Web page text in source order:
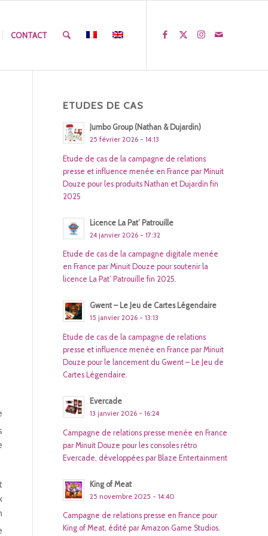
CONTACT
ETUDES DE CAS
Jumbo Group (Nathan & Dujardin)
25 février 2026 - 14:13
Etude de cas de la campagne de relations
presse et influence menée en France par Minuit
Douze pour les produits Nathan et Dujardin fin
2025
Licence La Pat’ Patrouille
24 janvier 2026 - 17:32
Etude de cas de la campagne digitale menée
en France par Minuit Douze pour soutenir la
licence La Pat’ Patrouille fin 2025.
Gwent – Le Jeu de Cartes Légendaire
15 janvier 2026 - 13:13
Etude de cas de la campagne de relations
presse et influence menée en France par Minuit
Douze pour le lancement du Gwent – Le Jeu de
Cartes Légendaire.
Evercade
13 janvier 2026 - 16:24
Campagne de relations presse menée en France
par Minuit Douze pour les consoles rétro
Evercade, développées par Blaze Entertainment
King of Meat
25 novembre 2025 - 14:40
Campagne de relations presse en France pour
King of Meat, édité par Amazon Game Studios.